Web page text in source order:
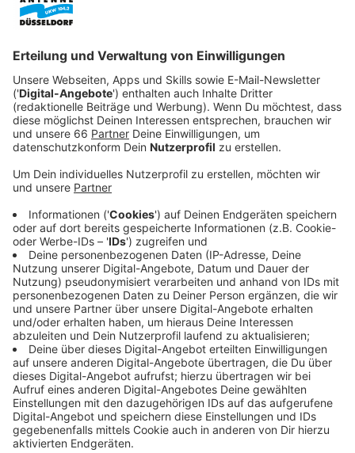
Steuergeldern.
Anzeige
Zuspruch vom Bund der Steuerahler
Die Entscheidung, das Projekt Neue Oper zu stoppen,
verdiene Respekt, so der Bund der Steuerzahler NRW.
Es gehöre Mut dazu, von weit fortgeschrittenen
Plänen Abstand zu nehmen und eigene Beschlüsse
kritisch zu hinterfragen. Dass die Oper nun doch nicht
gebaut wird, zeige zudem, dass die Stadt bereit sei,
sich ihrer finanziellen Lage zu stellen und ihre
Prioritäten neu zu ordnen.
Anzeige
Verband zum Grundstück am Wehrhahn